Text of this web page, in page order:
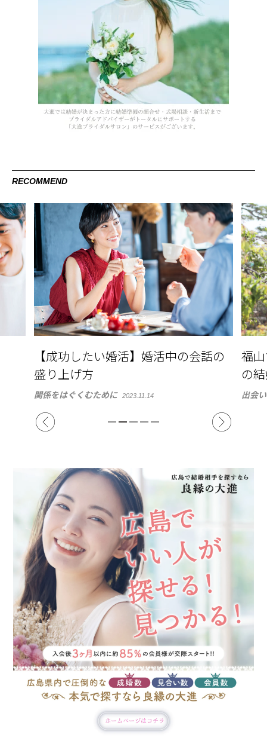
RECOMMEND
【成功したい婚活】婚活中の会話の
盛り上げ方
関係をはぐくむために 2023.11.14
福
の
出会